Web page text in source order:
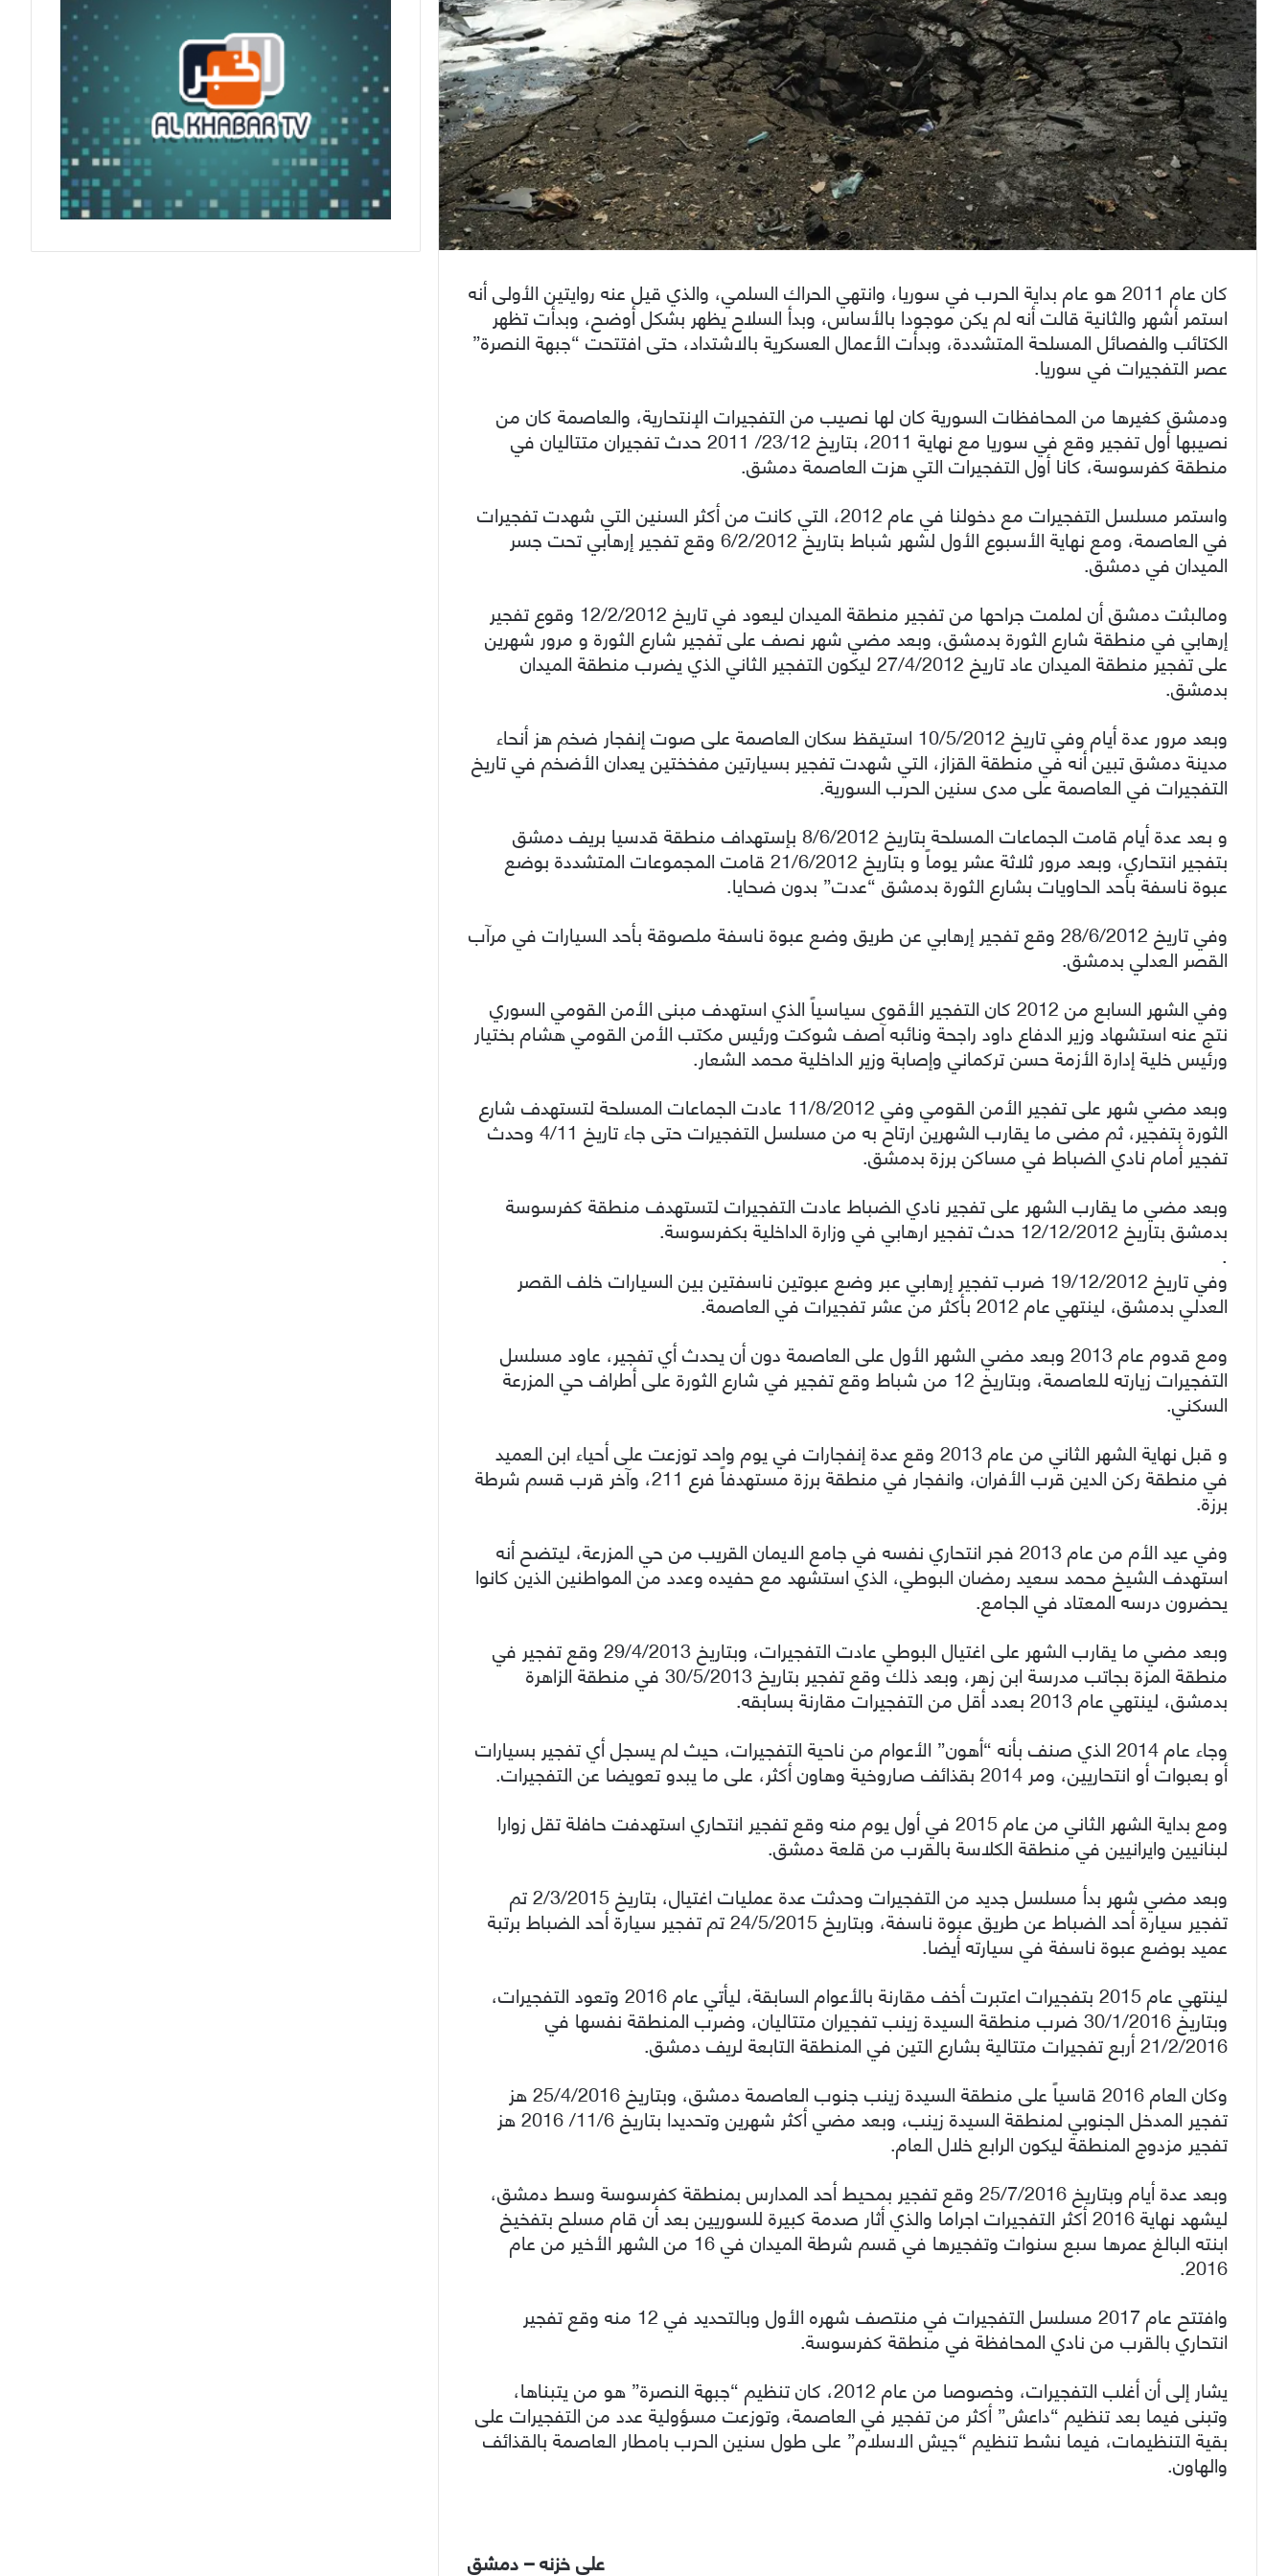
كان عام 2011 هو عام بداية الحرب في سوريا، وانتهي الحراك السلمي، والذي قيل عنه روايتين الأولى أنه
استمر أشهر والثانية قالت أنه لم يكن موجودا بالأساس، وبدأ السلاح يظهر بشكل أوضح، وبدأت تظهر
الكتائب والفصائل المسلحة المتشددة، وبدأت الأعمال العسكرية بالاشتداد، حتى افتتحت “جبهة النصرة”
عصر التفجيرات في سوريا.
ودمشق كغيرها من المحافظات السورية كان لها نصيب من التفجيرات الإنتحارية، والعاصمة كان من
نصيبها أول تفجير وقع في سوريا مع نهاية 2011، بتاريخ 23/12/ 2011 حدث تفجيران متتاليان في
منطقة كفرسوسة، كانا أول التفجيرات التي هزت العاصمة دمشق.
واستمر مسلسل التفجيرات مع دخولنا في عام 2012، التي كانت من أكثر السنين التي شهدت تفجيرات
في العاصمة، ومع نهاية الأسبوع الأول لشهر شباط بتاريخ 6/2/2012 وقع تفجير إرهابي تحت جسر
الميدان في دمشق.
ومالبثت دمشق أن لملمت جراحها من تفجير منطقة الميدان ليعود في تاريخ 12/2/2012 وقوع تفجير
إرهابي في منطقة شارع الثورة بدمشق، وبعد مضي شهر نصف على تفجير شارع الثورة و مرور شهرين
على تفجير منطقة الميدان عاد تاريخ 27/4/2012 ليكون التفجير الثاني الذي يضرب منطقة الميدان
بدمشق.
وبعد مرور عدة أيام وفي تاريخ 10/5/2012 استيقظ سكان العاصمة على صوت إنفجار ضخم هز أنحاء
مدينة دمشق تبين أنه في منطقة القزاز، التي شهدت تفجير بسيارتين مفخختين يعدان الأضخم في تاريخ
التفجيرات في العاصمة على مدى سنين الحرب السورية.
و بعد عدة أيام قامت الجماعات المسلحة بتاريخ 8/6/2012 بإستهداف منطقة قدسيا بريف دمشق
بتفجير انتحاري، وبعد مرور ثلاثة عشر يوماً و بتاريخ 21/6/2012 قامت المجموعات المتشددة بوضع
عبوة ناسفة بأحد الحاويات بشارع الثورة بدمشق “عدت” بدون ضحايا.
وفي تاريخ 28/6/2012 وقع تفجير إرهابي عن طريق وضع عبوة ناسفة ملصوقة بأحد السيارات في مرآب
القصر العدلي بدمشق.
وفي الشهر السابع من 2012 كان التفجير الأقوى سياسياً الذي استهدف مبنى الأمن القومي السوري
نتج عنه استشهاد وزير الدفاع داود راجحة ونائبه آصف شوكت ورئيس مكتب الأمن القومي هشام بختيار
ورئيس خلية إدارة الأزمة حسن تركماني وإصابة وزير الداخلية محمد الشعار.
وبعد مضي شهر على تفجير الأمن القومي وفي 11/8/2012 عادت الجماعات المسلحة لتستهدف شارع
الثورة بتفجير، ثم مضى ما يقارب الشهرين ارتاح به من مسلسل التفجيرات حتى جاء تاريخ 4/11 وحدث
تفجير أمام نادي الضباط في مساكن برزة بدمشق.
وبعد مضي ما يقارب الشهر على تفجير نادي الضباط عادت التفجيرات لتستهدف منطقة كفرسوسة
بدمشق بتاريخ 12/12/2012 حدث تفجير ارهابي في وزارة الداخلية بكفرسوسة.
.
وفي تاريخ 19/12/2012 ضرب تفجير إرهابي عبر وضع عبوتين ناسفتين بين السيارات خلف القصر
العدلي بدمشق، لينتهي عام 2012 بأكثر من عشر تفجيرات في العاصمة.
ومع قدوم عام 2013 وبعد مضي الشهر الأول على العاصمة دون أن يحدث أي تفجير، عاود مسلسل
التفجيرات زيارته للعاصمة، وبتاريخ 12 من شباط وقع تفجير في شارع الثورة على أطراف حي المزرعة
السكني.
و قبل نهاية الشهر الثاني من عام 2013 وقع عدة إنفجارات في يوم واحد توزعت على أحياء ابن العميد
في منطقة ركن الدين قرب الأفران، وانفجار في منطقة برزة مستهدفاً فرع 211، وآخر قرب قسم شرطة
برزة.
وفي عيد الأم من عام 2013 فجر انتحاري نفسه في جامع الايمان القريب من حي المزرعة، ليتضح أنه
استهدف الشيخ محمد سعيد رمضان البوطي، الذي استشهد مع حفيده وعدد من المواطنين الذين كانوا
يحضرون درسه المعتاد في الجامع.
وبعد مضي ما يقارب الشهر على اغتيال البوطي عادت التفجيرات، وبتاريخ 29/4/2013 وقع تفجير في
منطقة المزة بجاتب مدرسة ابن زهر، وبعد ذلك وقع تفجير بتاريخ 30/5/2013 في منطقة الزاهرة
بدمشق، لينتهي عام 2013 بعدد أقل من التفجيرات مقارنة بسابقه.
وجاء عام 2014 الذي صنف بأنه “أهون” الأعوام من ناحية التفجيرات، حيث لم يسجل أي تفجير بسيارات
أو بعبوات أو انتحاريين، ومر 2014 بقذائف صاروخية وهاون أكثر، على ما يبدو تعويضا عن التفجيرات.
ومع بداية الشهر الثاني من عام 2015 في أول يوم منه وقع تفجير انتحاري استهدفت حافلة تقل زوارا
لبنانيين وايرانيين في منطقة الكلاسة بالقرب من قلعة دمشق.
وبعد مضي شهر بدأ مسلسل جديد من التفجيرات وحدثت عدة عمليات اغتيال، بتاريخ 2/3/2015 تم
تفجير سيارة أحد الضباط عن طريق عبوة ناسفة، وبتاريخ 24/5/2015 تم تفجير سيارة أحد الضباط برتبة
عميد بوضع عبوة ناسفة في سيارته أيضا.
لينتهي عام 2015 بتفجيرات اعتبرت أخف مقارنة بالأعوام السابقة، ليأتي عام 2016 وتعود التفجيرات،
وبتاريخ 30/1/2016 ضرب منطقة السيدة زينب تفجيران متتاليان، وضرب المنطقة نفسها في
21/2/2016 أربع تفجيرات متتالية بشارع التين في المنطقة التابعة لريف دمشق.
وكان العام 2016 قاسياً على منطقة السيدة زينب جنوب العاصمة دمشق، وبتاريخ 25/4/2016 هز
تفجير المدخل الجنوبي لمنطقة السيدة زينب، وبعد مضي أكثر شهرين وتحديدا بتاريخ 11/6/ 2016 هز
تفجير مزدوج المنطقة ليكون الرابع خلال العام.
وبعد عدة أيام وبتاريخ 25/7/2016 وقع تفجير بمحيط أحد المدارس بمنطقة كفرسوسة وسط دمشق،
ليشهد نهاية 2016 أكثر التفجيرات اجراما والذي أثار صدمة كبيرة للسوريين بعد أن قام مسلح بتفخيخ
ابنته البالغ عمرها سبع سنوات وتفجيرها في قسم شرطة الميدان في 16 من الشهر الأخير من عام
2016.
وافتتح عام 2017 مسلسل التفجيرات في منتصف شهره الأول وبالتحديد في 12 منه وقع تفجير
انتحاري بالقرب من نادي المحافظة في منطقة كفرسوسة.
يشار إلى أن أغلب التفجيرات، وخصوصا من عام 2012، كان تنظيم “جبهة النصرة” هو من يتبناها،
وتبنى فيما بعد تنظيم “داعش” أكثر من تفجير في العاصمة، وتوزعت مسؤولية عدد من التفجيرات على
بقية التنظيمات، فيما نشط تنظيم “جيش الاسلام” على طول سنين الحرب بامطار العاصمة بالقذائف
والهاون.
علي خزنه – دمشق